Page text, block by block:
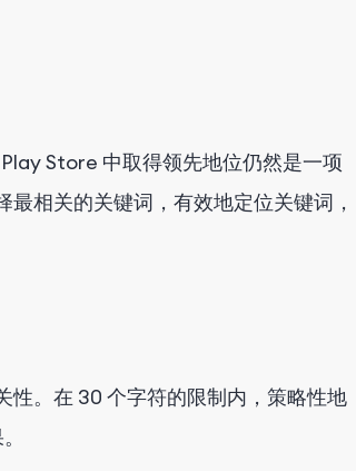
Store 中取得领先地位仍然是一项
相关的关键词，有效地定位关键词，
性。在 30 个字符的限制内，策略性地